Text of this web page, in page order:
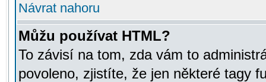
Návrat nahoru
Můžu používat HTML?
To závisí na tom, zda vám to
povoleno, zjistíte, že jen některé tagy